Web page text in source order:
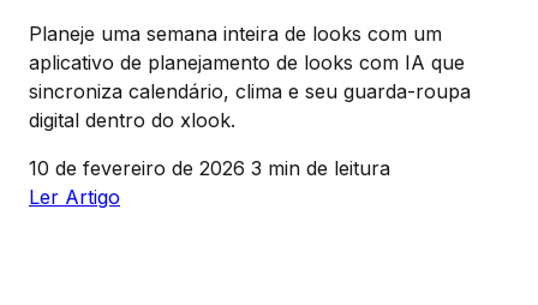
Planeje uma semana inteira de looks com um
aplicativo de planejamento de looks com IA que
sincroniza calendário, clima e seu guarda-roupa
digital dentro do xlook.
10 de fevereiro de 2026 3 min de leitura
Ler Artigo